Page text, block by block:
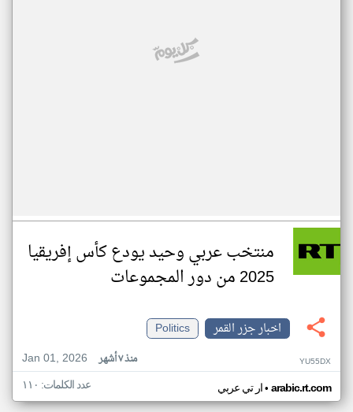
منتخب عربي وحيد يودع كأس إفريقيا
2025 من دور المجموعات
اخبار جزر القمر
Politics
Jan 01, 2026
منذ ٧ أشهر YU55DX
ار تي عربي• arabic.rt.com عدد الكلمات: ١١٠